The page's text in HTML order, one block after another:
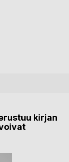
kirjan